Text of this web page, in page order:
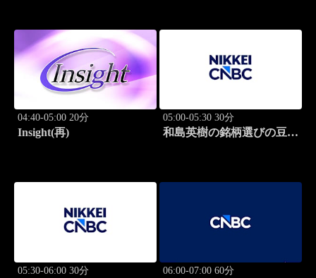
04:40-05:00 20分
Insight(再)
05:00-05:30 30分
和島英樹の銘柄選びの豆知
05:30-06:00 30分 06:00-07:00 60分